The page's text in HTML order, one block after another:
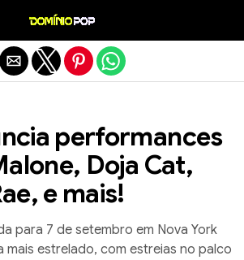
performances
Doja Cat,
e mais!
para 7 de setembro em Nova York
mais estrelado, com estreias no palco
Sair da versão mobile